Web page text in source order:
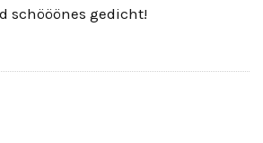
schööönes gedicht!